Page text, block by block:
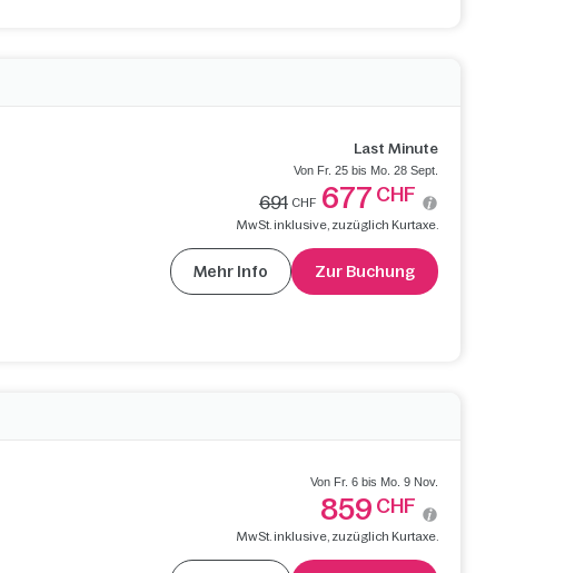
Last Minute
Von Fr. 25 bis Mo. 28 Sept.
691 CHF 677 CHF
MwSt. inklusive, zuzüglich Kurtaxe.
Mehr Info Zur Buchung
Von Fr. 6 bis Mo. 9 Nov.
859 CHF
MwSt. inklusive, zuzüglich Kurtaxe.